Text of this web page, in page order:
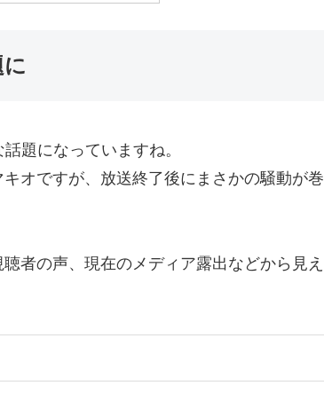
題になっていますね。
オですが、放送終了後にまさかの騒動が巻
者の声、現在のメディア露出などから見え